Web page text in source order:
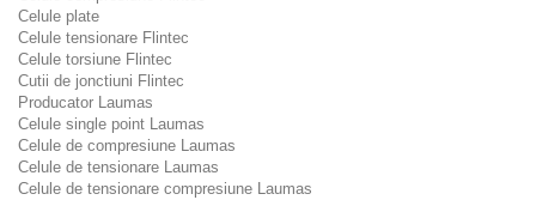
Celule plate
Celule tensionare Flintec
Celule torsiune Flintec
Cutii de jonctiuni Flintec
Producator Laumas
Celule single point Laumas
Celule de compresiune Laumas
Celule de tensionare Laumas
Celule de tensionare compresiune Laumas